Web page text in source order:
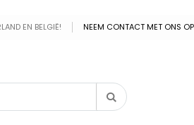
EN BELGIË! NEEM CONTACT MET ONS OP
Zoek